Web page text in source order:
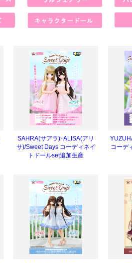
SAHRA(サアラ)･ALISA(アリ
サ)/Sweet Days コーディネイ
トドールset追加生産
コーデ